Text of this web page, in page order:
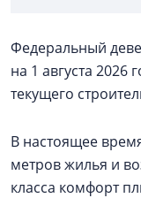
Федеральный
на 1 августа 2026
текущего
В настоящее
метров жилья и
класса комфорт